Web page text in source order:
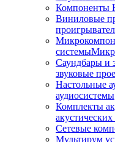
Компоненты
Виниловые
системы
Саундбары и
звуковые
Настольные
аудиосистемы
Комплекты
Сетевые
Мультирум